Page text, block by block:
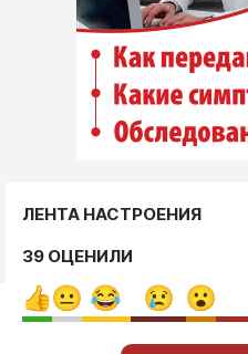
ЛЕНТА НАСТРОЕНИЯ
39 ОЦЕНИЛИ